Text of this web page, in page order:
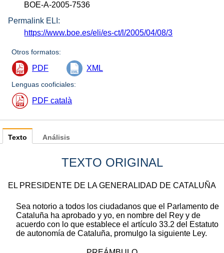
BOE-A-2005-7536
Permalink ELI:
https://www.boe.es/eli/es-ct/l/2005/04/08/3
Otros formatos:
PDF XML
Lenguas cooficiales:
PDF català
Texto
TEXTO ORIGINAL
EL PRESIDENTE DE LA GENERALIDAD DE CATALUÑA
Sea notorio a todos los ciudadanos que el Parlamento de
Cataluña ha aprobado y yo, en nombre del Rey y de
acuerdo con lo que establece el artículo 33.2 del Estatuto
de autonomía de Cataluña, promulgo la siguiente Ley.
Análisis